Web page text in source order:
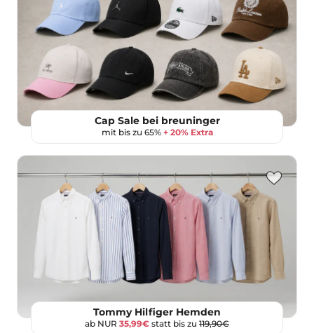
Cap Sale bei breuninger
mit bis zu 65% + 20% Extra
Tommy Hilfiger Hemden
ab NUR 35,99€ statt bis zu 119,90€